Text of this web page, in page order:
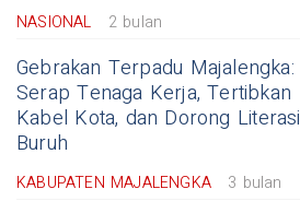
NASIONAL 2 bulan
Gebrakan Terpadu Majalengka:
Serap Tenaga Kerja, Tertibkan
Kabel Kota, dan Dorong Literasi
Buruh
KABUPATEN MAJALENGKA 3 bulan